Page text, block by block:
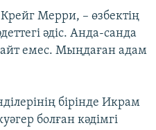
Мерри, – өзбектің
әдіс. Анда-санда
емес. Мыңдаған адам
бірінде Икрам
болған кәдімгі